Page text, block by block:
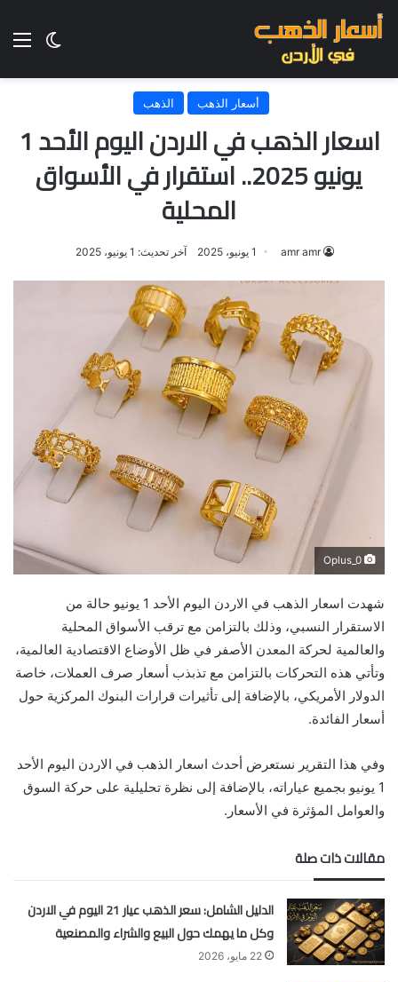
الوضع
أسعار الذهب الذهب
اسعار الذهب في الاردن اليوم الأحد 1
يونيو 2025.. استقرار في الأسواق
المحلية
amr amr 1 يونيو، 2025 آخر تحديث: 1 يونيو، 2025
شهدت اسعار الذهب في الاردن اليوم الأحد 1 يونيو حالة من
الاستقرار النسبي، وذلك بالتزامن مع ترقب الأسواق المحلية
والعالمية لحركة المعدن الأصفر في ظل الأوضاع الاقتصادية العالمية،
وتأتي هذه التحركات بالتزامن مع تذبذب أسعار صرف العملات، خاصة
الدولار الأمريكي، بالإضافة إلى تأثيرات قرارات البنوك المركزية حول
أسعار الفائدة.
وفي هذا التقرير نستعرض أحدث اسعار الذهب في الاردن اليوم الأحد
1 يونيو بجميع عياراته، بالإضافة إلى نظرة تحليلية على حركة السوق
والعوامل المؤثرة في الأسعار.
مقالات ذات صلة
الدليل الشامل: سعر الذهب عيار 21 اليوم في الاردن
وكل ما يهمك حول البيع والشراء والمصنعية
22 مايو، 2026